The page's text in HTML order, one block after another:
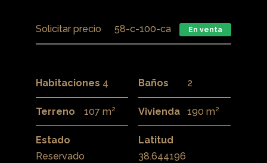
Solicitar precio 58-c-100-ca En venta
Habitaciones 4 Baños 2
Terreno 107 m² Vivienda 190 m²
Estado
Reservado
Latitud
38.644196